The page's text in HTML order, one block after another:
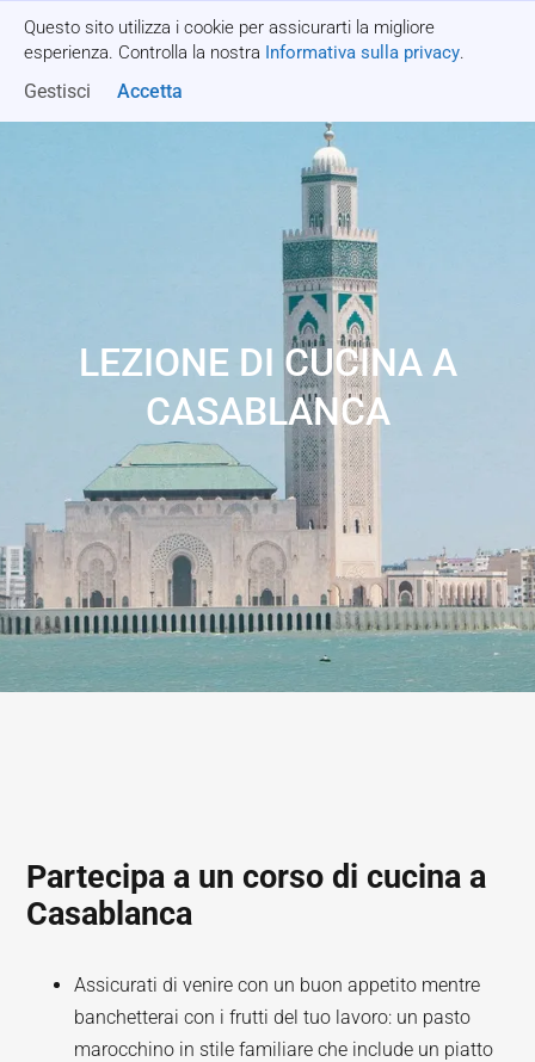
Questo sito utilizza i cookie per assicurarti la migliore
esperienza. Controlla la nostra Informativa sulla privacy.
Gestisci Accetta
Richiedi un preventivo
LEZIONE DI CUCINA A
CASABLANCA
Partecipa a un corso di cucina a
Casablanca
Assicurati di venire con un buon appetito mentre
banchetterai con i frutti del tuo lavoro: un pasto
marocchino in stile familiare che include un piatto